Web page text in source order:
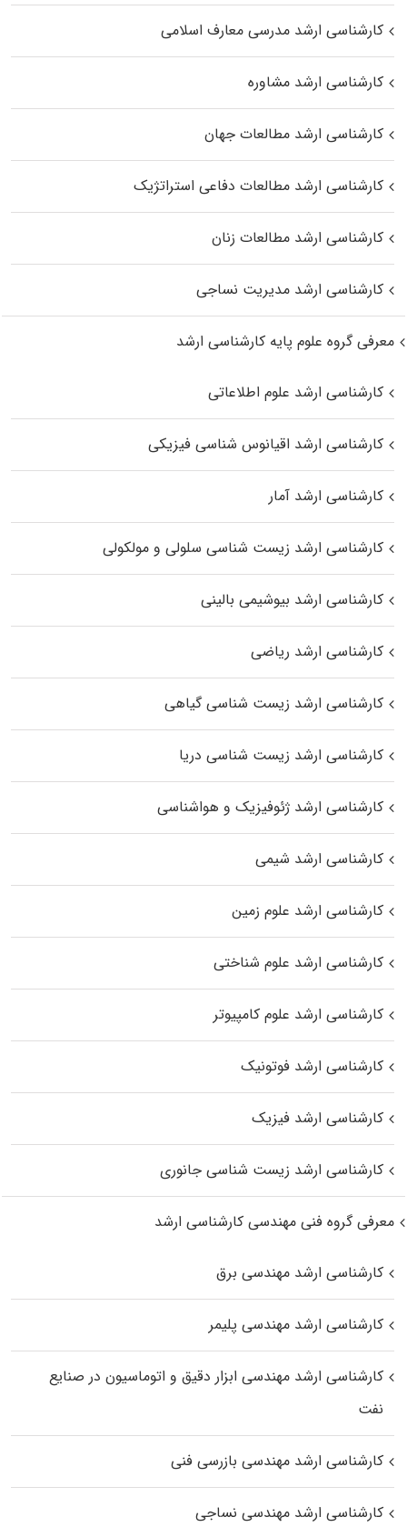
کارشناسی ارشد مدرسی معارف اسلامی
کارشناسی ارشد مشاوره
کارشناسی ارشد مطالعات جهان
کارشناسی ارشد مطالعات دفاعی استراتژیک
کارشناسی ارشد مطالعات زنان
کارشناسی ارشد مدیریت نساجی
معرفی گروه علوم پایه کارشناسی ارشد
کارشناسی ارشد علوم اطلاعاتی
کارشناسی ارشد اقیانوس‌ شناسی فیزیکی
کارشناسی ارشد آمار
کارشناسی ارشد زیست شناسی سلولی و مولکولی
کارشناسی ارشد بیوشیمی بالینی
کارشناسی ارشد ریاضی
کارشناسی ارشد زیست‌ شناسی گیاهی
کارشناسی ارشد زیست‌ شناسی دریا
کارشناسی ارشد ژئوفیزیک و هواشناسی
کارشناسی ارشد شیمی
کارشناسی ارشد علوم زمین
کارشناسی ارشد علوم شناختی
کارشناسی ارشد علوم کامپیوتر
کارشناسی ارشد فوتونیک
کارشناسی ارشد فیزیک
کارشناسی ارشد زیست‌ شناسی جانوری
معرفی گروه فنی مهندسی کارشناسی ارشد
کارشناسی ارشد مهندسی برق
کارشناسی ارشد مهندسی پلیمر
کارشناسی ارشد مهندسی ابزار دقیق و اتوماسیون در صنایع
نفت
کارشناسی ارشد مهندسی بازرسی فنی
کارشناسی ارشد مهندسی نساجی